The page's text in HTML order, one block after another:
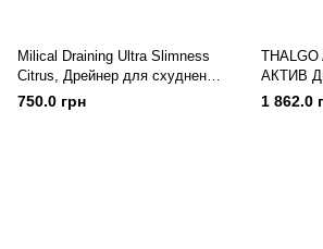
Milical Draining Ultra Slimness
Citrus, Дрейнер для схуднення
500ml
750.0 грн
THALGO
АКТИВ
1 862.0